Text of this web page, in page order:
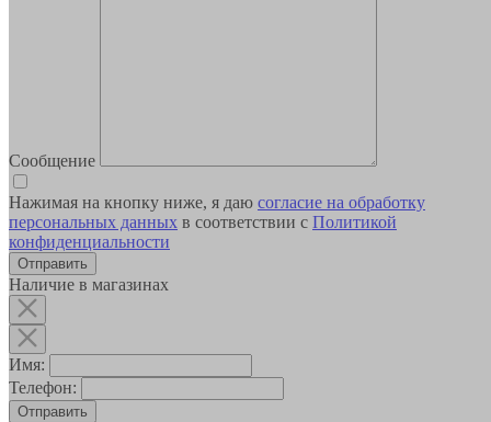
Сообщение
Нажимая на кнопку ниже, я даю согласие на обработку
персональных данных в соответствии с Политикой
конфиденциальности
Наличие в магазинах
Имя:
Телефон:
Отправить